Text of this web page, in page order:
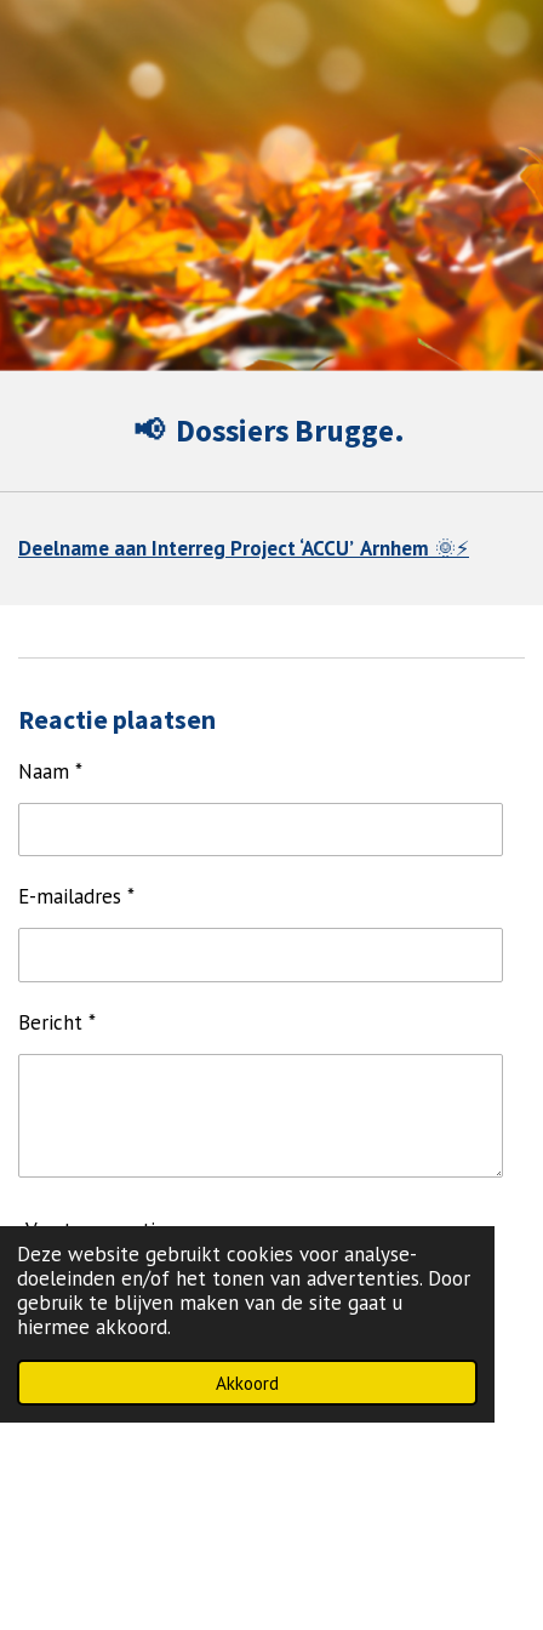
Deze website gebruikt cookies voor analyse-
doeleinden en/of het tonen van advertenties. Door
gebruik te blijven maken van de site gaat u
hiermee akkoord.
Akkoord
📢 Dossiers Brugge.
Deelname aan Interreg Project ‘ACCU’ Arnhem 🌞⚡
Reactie plaatsen
Naam *
E-mailadres *
Bericht *
Verstuur reactie
Reacties
Er zijn geen reacties geplaatst.